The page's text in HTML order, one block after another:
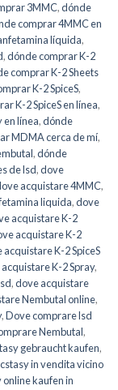
3MMC,dónde
comprar 4MMC en
líquida,
,dónde comprar K-2
comprar K-2 Sheets
K-2 SpiceS,
K-2 SpiceS en línea,
en línea,dónde
MDMA cerca de mí,
,dónde
de lsd,dove
acquistare 4MMC,
liquida,dove
acquistare K-2
acquistare K-2
acquistare K-2 SpiceS
K-2 Spray,
,dove acquistare
Nembutal online,
,Dove comprare lsd
Nembutal,
gebraucht kaufen,
in vendita vicino
online kaufen in